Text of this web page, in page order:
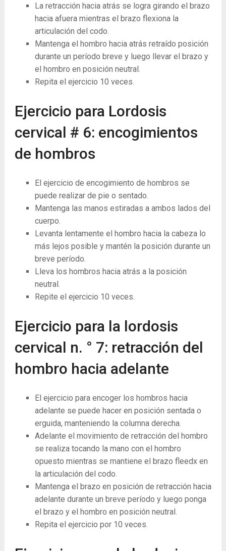
La ​​retracción hacia atrás se logra girando el brazo
hacia afuera mientras el brazo flexiona la
articulación del codo.
Mantenga el hombro hacia atrás retraído posición
durante un período breve y luego llevar el brazo y
el hombro en posición neutral.
Repita el ejercicio 10 veces.
Ejercicio para Lordosis
cervical # 6: encogimientos
de hombros
El ejercicio de encogimiento de hombros se
puede realizar de pie o sentado.
Mantenga las manos estiradas a ambos lados del
cuerpo.
Levanta lentamente el hombro hacia la cabeza lo
más lejos posible y mantén la posición durante un
breve período.
Lleva los hombros hacia atrás a la posición
neutral.
Repite el ejercicio 10 veces.
Ejercicio para la lordosis
cervical n. ° 7: retracción del
hombro hacia adelante
El ejercicio para encoger los hombros hacia
adelante se puede hacer en posición sentada o
erguida, manteniendo la columna derecha.
Adelante el movimiento de retracción del hombro
se realiza tocando la mano con el hombro
opuesto mientras se mantiene el brazo fleedx en
la articulación del codo.
Mantenga el brazo en posición de retracción hacia
adelante durante un breve período y luego ponga
el brazo y el hombro en posición neutral.
Repita el ejercicio por 10 veces.